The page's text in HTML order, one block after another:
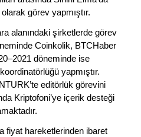
görev yapmıştır.
alanındaki şirketlerde görev
Coinkolik, BTCHaber
döneminde ise
yapmıştır.
editörlük görevini
Kriptofoni’ye içerik desteği
fiyat hareketlerinden ibaret